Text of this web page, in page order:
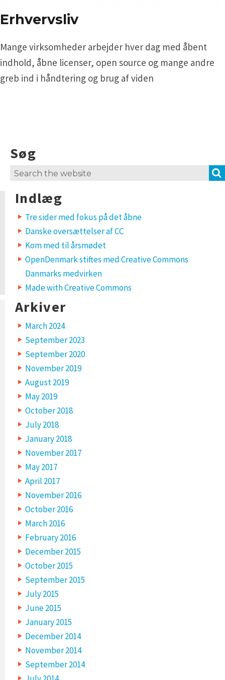
Erhvervsliv
Mange virksomheder arbejder hver dag med åbent
indhold, åbne licenser, open source og mange andre
greb ind i håndtering og brug af viden
Søg
Search
Indlæg
Tre sider med fokus på det åbne
Danske oversættelser af CC
Kom med til årsmødet
OpenDenmark stiftes med Creative Commons
Danmarks medvirken
Made with Creative Commons
Arkiver
March 2024
September 2023
September 2020
November 2019
August 2019
May 2019
October 2018
July 2018
January 2018
November 2017
May 2017
April 2017
November 2016
October 2016
March 2016
February 2016
December 2015
October 2015
September 2015
July 2015
June 2015
January 2015
December 2014
November 2014
September 2014